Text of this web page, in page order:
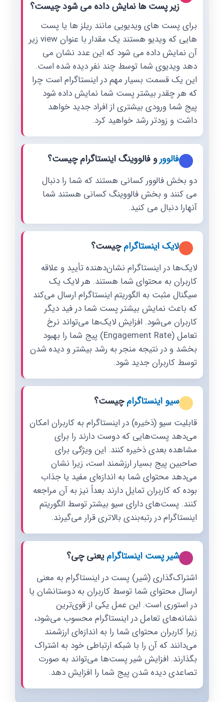
زیر پست ها نمایش داده می شود چیست؟
برای پست های ویدیویی مانند ریلز ها یا پست
هایی که ویدیو هستند یک مقدار با عنوان view زیر
آن نمایش داده می شود که این عدد نشان می
دهد ویدیوی شما توسط چند نفر دیده شده است.
این یک قسمت بسیار مهم در اینستاگرام است چرا
که هر چقدر بیشتر پست شما نمایش داده شود
پیج شما ورودی بیشتری از افراد جدید خواهد
داشت و زودتر رشد خواهید کرد.
فالوورو فالووینگ اینستاگرام چیست؟
دو بخش فالوور کسانی هستند که شما را دنبال
می کنند و بخش فالووینگ کسانی هستند شما
آنهارا دنبال می کنید.
لایک اینستاگرامچیست؟
لایک‌ها در اینستاگرام نشان‌دهنده تأیید و علاقه
کاربران به محتوای شما هستند. هر لایک یک
سیگنال مثبت به الگوریتم اینستاگرام ارسال می‌کند
که باعث نمایش بیشتر پست شما در فید دیگر
کاربران می‌شود. افزایش لایک‌ها می‌تواند نرخ
تعامل (Engagement Rate) پیج شما را بهبود
بخشد و در نتیجه منجر به رشد بیشتر و دیده شدن
توسط کاربران جدید شود.
سیو اینستاگرامچیست؟
قابلیت سیو (ذخیره) در اینستاگرام به کاربران امکان
می‌دهد پست‌هایی که دوست دارند را برای
مشاهده بعدی ذخیره کنند. این ویژگی برای
صاحبین پیج بسیار ارزشمند است، زیرا نشان
می‌دهد محتوای شما به اندازه‌ای مفید یا جذاب
بوده که کاربران تمایل دارند بعداً نیز به آن مراجعه
کنند. پست‌های دارای سیو بیشتر توسط الگوریتم
اینستاگرام در رتبه‌بندی بالاتری قرار می‌گیرند.
شیر پست اینستاگرامیعنی چی؟
اشتراک‌گذاری (شیر) پست در اینستاگرام به معنی
ارسال محتوای شما توسط کاربران به دوستانشان یا
در استوری است. این عمل یکی از قوی‌ترین
نشانه‌های تعامل در اینستاگرام محسوب می‌شود،
زیرا کاربران محتوای شما را به اندازه‌ای ارزشمند
می‌دانند که آن را با شبکه ارتباطی خود به اشتراک
بگذارند. افزایش شیر پست‌ها می‌تواند به صورت
تصاعدی دیده شدن پیج شما را افزایش دهد.